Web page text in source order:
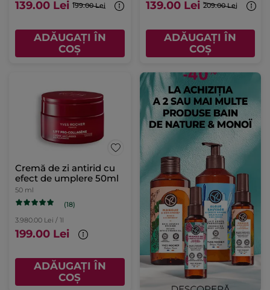
139.00 Lei 199.00 Lei
ADĂUGAȚI ÎN
COȘ
139.00 Lei 209.00 Lei
ADĂUGAȚI ÎN
COȘ
Cremă de zi antirid cu
efect de umplere 50ml
50 ml
(18)
3.980.00 Lei / 1l
199.00 Lei
ADĂUGAȚI ÎN
COȘ